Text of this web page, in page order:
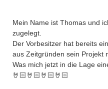
Mein Name ist Thomas und
zugelegt.
Der Vorbesitzer hat bereits
aus Zeitgründen sein Projekt
Was mich jetzt in die Lage
🤘🏻🤘🏻🤘🏻🤘🏻